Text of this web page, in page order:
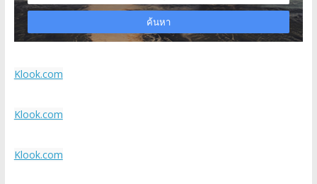
Klook.com
Klook.com
Klook.com